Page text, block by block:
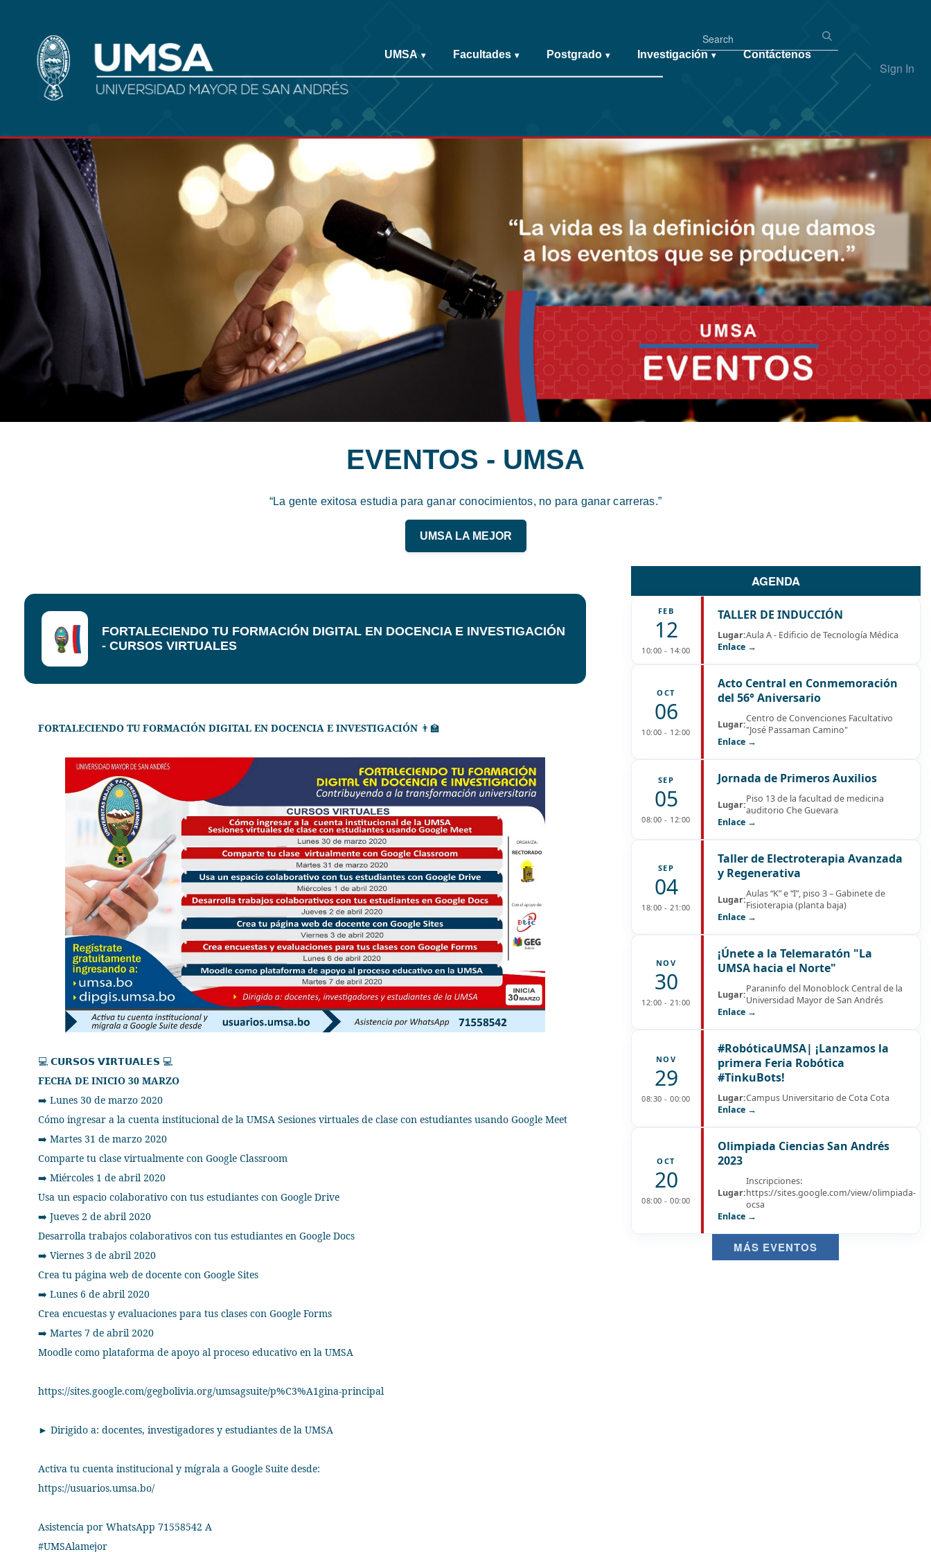
Sign In
UMSA ▾ Facultades ▾ Postgrado ▾ Investigación ▾ Contáctenos
EVENTOS - UMSA
“La gente exitosa estudia para ganar conocimientos, no para ganar carreras.”
UMSA LA MEJOR
FORTALECIENDO TU FORMACIÓN DIGITAL EN DOCENCIA E INVESTIGACIÓN
- CURSOS VIRTUALES
FORTALECIENDO TU FORMACIÓN DIGITAL EN DOCENCIA E INVESTIGACIÓN 👨 🏫
💻 𝗖𝗨𝗥𝗦𝗢𝗦 𝗩𝗜𝗥𝗧𝗨𝗔𝗟𝗘𝗦 💻
FECHA DE INICIO 30 MARZO
➡ Lunes 30 de marzo 2020
Cómo ingresar a la cuenta institucional de la UMSA Sesiones virtuales de clase con estudiantes usando Google Meet
➡ Martes 31 de marzo 2020
Comparte tu clase virtualmente con Google Classroom
➡ Miércoles 1 de abril 2020
Usa un espacio colaborativo con tus estudiantes con Google Drive
➡ Jueves 2 de abril 2020
Desarrolla trabajos colaborativos con tus estudiantes en Google Docs
➡ Viernes 3 de abril 2020
Crea tu página web de docente con Google Sites
➡ Lunes 6 de abril 2020
Crea encuestas y evaluaciones para tus clases con Google Forms
➡ Martes 7 de abril 2020
Moodle como plataforma de apoyo al proceso educativo en la UMSA
https://sites.google.com/gegbolivia.org/umsagsuite/p%C3%A1gina-principal
► Dirigido a: docentes, investigadores y estudiantes de la UMSA
Activa tu cuenta institucional y mígrala a Google Suite desde:
https://usuarios.umsa.bo/
Asistencia por WhatsApp 71558542 A
#UMSAlamejor
AGENDA
FEB
12
10:00 - 14:00
TALLER DE INDUCCIÓN
Lugar:Aula A - Edificio de Tecnología Médica
Enlace →
OCT
06
10:00 - 12:00
Acto Central en Conmemoración
del 56° Aniversario
Lugar:Centro de Convenciones Facultativo
"José Passaman Camino"
Enlace →
SEP
05
08:00 - 12:00
Jornada de Primeros Auxilios
Lugar:Piso 13 de la facultad de medicina
auditorio Che Guevara
Enlace →
SEP
04
18:00 - 21:00
Taller de Electroterapia Avanzada
y Regenerativa
Lugar:Aulas “K” e “I”, piso 3 – Gabinete de
Fisioterapia (planta baja)
Enlace →
NOV
30
12:00 - 21:00
¡Únete a la Telemaratón "La
UMSA hacia el Norte"
Lugar:Paraninfo del Monoblock Central de la
Universidad Mayor de San Andrés
Enlace →
NOV
29
08:30 - 00:00
#RobóticaUMSA| ¡Lanzamos la
primera Feria Robótica
#TinkuBots!
Lugar:Campus Universitario de Cota Cota
Enlace →
OCT
20
08:00 - 00:00
Olimpiada Ciencias San Andrés
2023
Lugar:
Inscripciones:
https://sites.google.com/view/olimpiada-
ocsa
Enlace →
MÁS EVENTOS